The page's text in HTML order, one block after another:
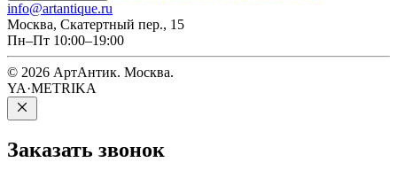
info@artantique.ru
Москва, Скатертный пер., 15
Пн–Пт 10:00–19:00
© 2026 АртАнтик. Москва.
YA·METRIKA
Заказать звонок